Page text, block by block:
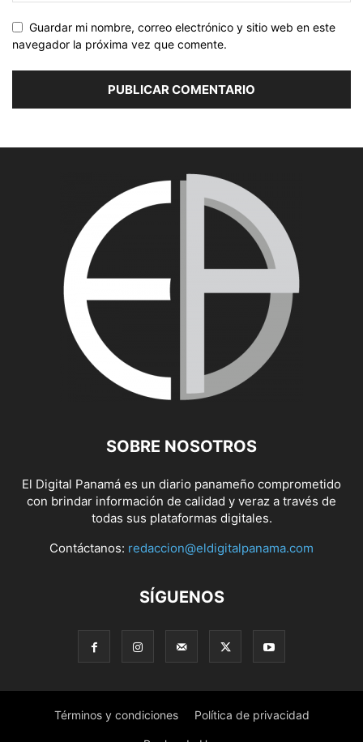
Guardar mi nombre, correo electrónico y sitio web en este
navegador la próxima vez que comente.
SOBRE NOSOTROS
El Digital Panamá es un diario panameño comprometido
con brindar información de calidad y veraz a través de
todas sus plataformas digitales.
Contáctanos: redaccion@eldigitalpanama.com
SÍGUENOS
Términos y condiciones Política de privacidad